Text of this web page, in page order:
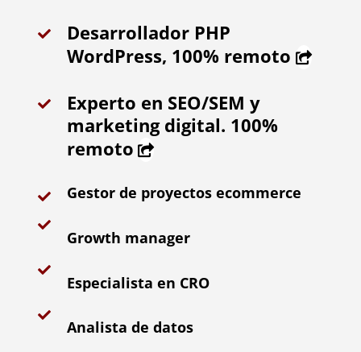
Desarrollador PHP
WordPress, 100% remoto
Experto en SEO/SEM y
marketing digital. 100%
remoto
Gestor de proyectos ecommerce
Growth manager
Especialista en CRO
Analista de datos